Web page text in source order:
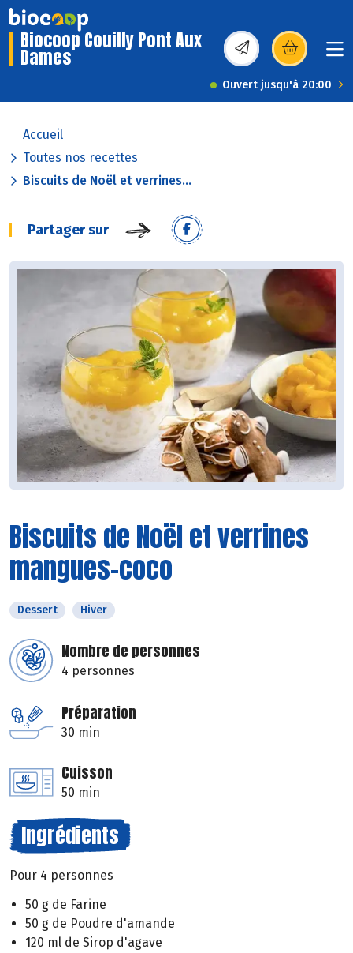
Biocoop Couilly Pont Aux
Dames (s’ouvre dans une
Ouvert jusqu'à 20:00
Accueil
Toutes nos recettes
Biscuits de Noël et verrines...
Partager sur
Biscuits de Noël et verrines
mangues-coco
Dessert Hiver
Nombre de personnes
4 personnes
Préparation
30 min
Cuisson
50 min
Ingrédients
Pour 4 personnes
50 g de Farine
50 g de Poudre d'amande
120 ml de Sirop d'agave